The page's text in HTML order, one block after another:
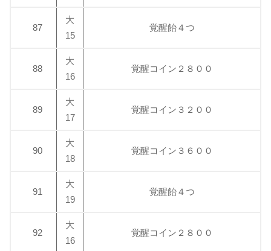
87
大
15
覚醒飴４つ
88
大
16
覚醒コイン２８００
89
大
17
覚醒コイン３２００
90
大
18
覚醒コイン３６００
91
大
19
覚醒飴４つ
92
大
16
覚醒コイン２８００